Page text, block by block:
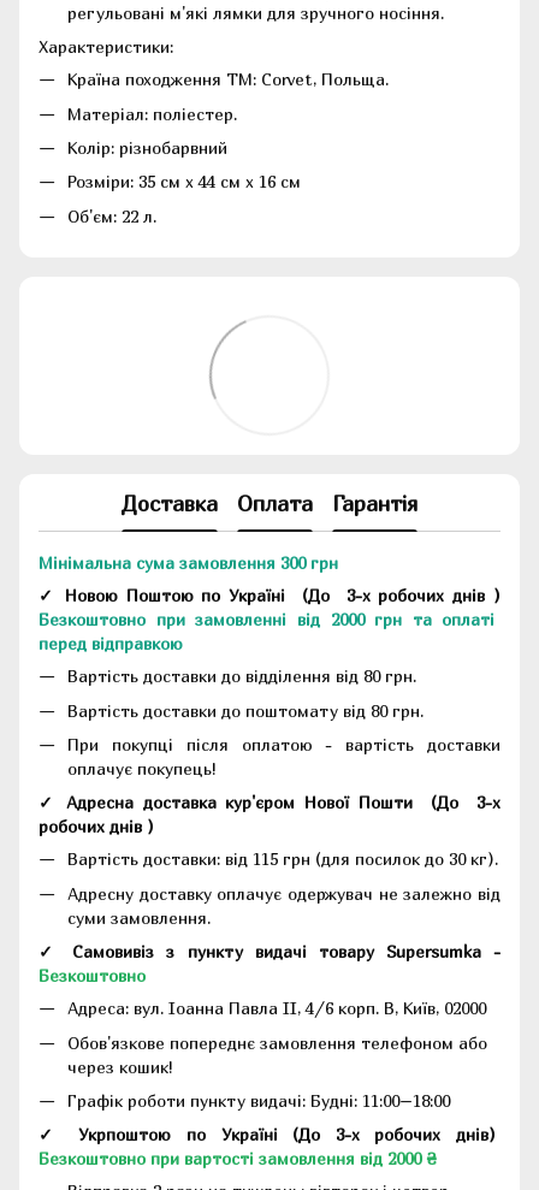
регульовані м'які лямки для зручного носіння.
Характеристики:
Країна походження ТМ: Corvet, Польща.
Матеріал: поліестер.
Колір: різнобарвний
Розміри: 35 см х 44 см х 16 см
Об'єм: 22 л.
Доставка Оплата Гарантія
Мінімальна сума замовлення 300 грн
✓ Новою Поштою по Україні (До 3-х робочих днів )
Безкоштовно при замовленні від 2000 грн та оплаті
перед відправкою
Вартість доставки до відділення від 80 грн.
Вартість доставки до поштомату від 80 грн.
При покупці після оплатою - вартість доставки
оплачує покупець!
✓ Адресна доставка кур'єром Нової Пошти (До 3-х
робочих днів )
Вартість доставки: від 115 грн (для посилок до 30 кг).
Адресну доставку оплачує одержувач не залежно від
суми замовлення.
✓ Самовивіз з пункту видачі товару Supersumka -
Безкоштовно
Адреса: вул. Іоанна Павла II, 4/6 корп. В, Київ, 02000
Обов'язкове попереднє замовлення телефоном або
через кошик!
Графік роботи пункту видачі: Будні: 11:00–18:00
✓ Укрпоштою по Україні (До 3-х робочих днів)
Безкоштовно при вартості замовлення від 2000 ₴